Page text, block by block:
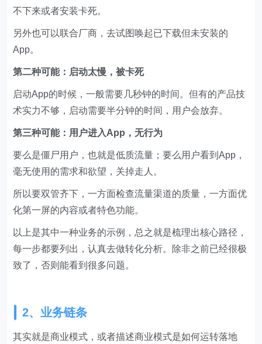
不下来或者安装卡死。
另外也可以联合厂商，去试图唤起已下载但未安装的
App。
第二种可能：启动太慢，被卡死
启动App的时候，一般需要几秒钟的时间。但有的产品技
术实力不够，启动需要半分钟的时间，用户会放弃。
第三种可能：用户进入App，无行为
要么是僵尸用户，也就是低质流量；要么用户看到App，
毫无使用的需求和欲望，关掉走人。
所以要双管齐下，一方面检查流量渠道的质量，一方面优
化第一屏的内容或者特色功能。
以上是其中一种业务的示例，总之就是梳理出核心路径，
每一步都要列出，认真去做转化分析。除非之前已经很极
致了，否则能看到很多问题。
2、业务链条
其实就是商业模式，或者描述商业模式是如何运转落地